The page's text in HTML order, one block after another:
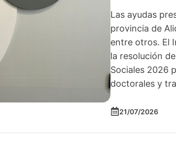
Las ayudas
provincia de
entre otros. El
la resolución
Sociales 2026
doctorales y
21/07/2026